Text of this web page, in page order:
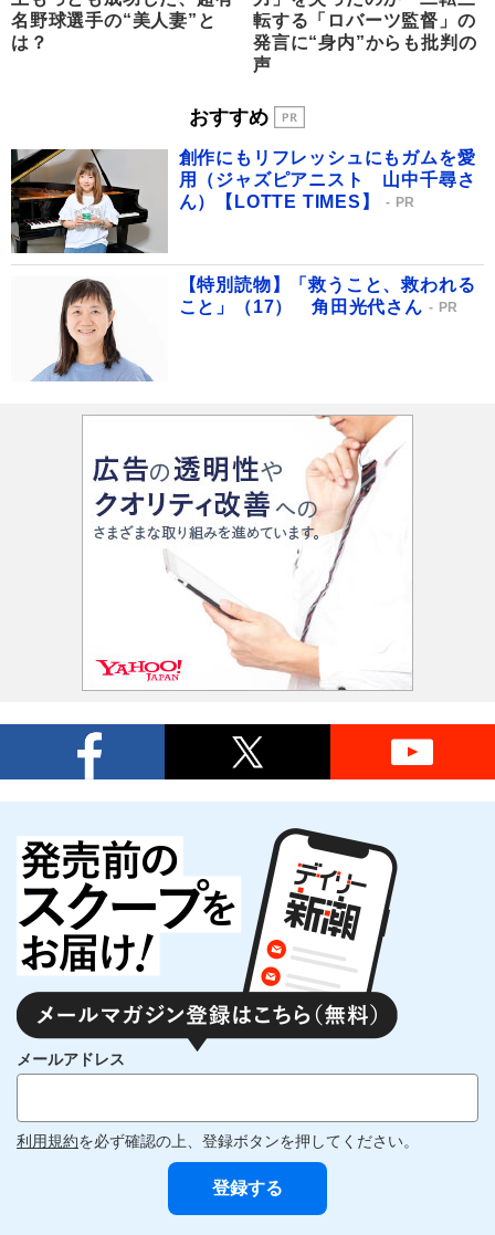
名野球選手の“美人妻”と
は？
転する「ロバーツ監督」の
発言に“身内”からも批判の
声
おすすめ
創作にもリフレッシュにもガムを愛
用（ジャズピアニスト 山中千尋さ
ん）【LOTTE TIMES】
PR
【特別読物】「救うこと、救われる
こと」（17） 角田光代さん
PR
メールアドレス
利用規約を必ず確認の上、登録ボタンを押してください。